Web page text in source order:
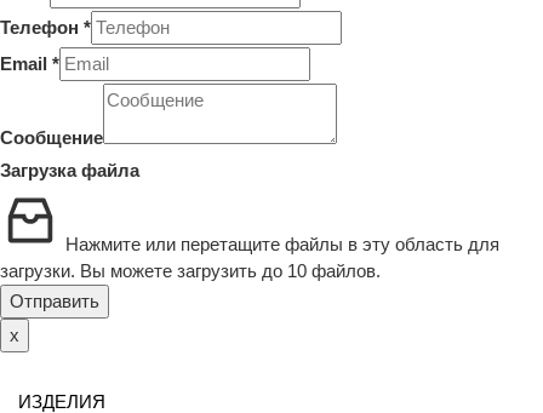
Телефон *
Email *
Сообщение
Загрузка файла
Нажмите или перетащите файлы в эту область для
загрузки. Вы можете загрузить до 10 файлов.
Отправить
x
ИЗДЕЛИЯ